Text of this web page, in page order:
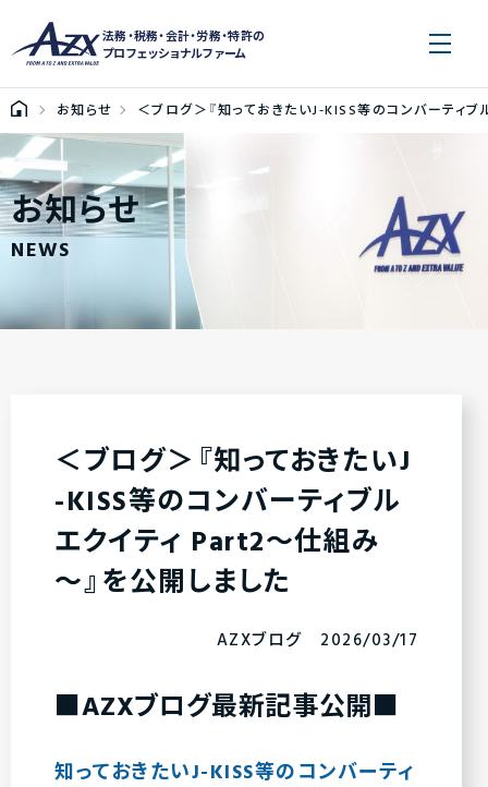
法務・税務・会計・労務・特許の
プロフェッショナルファーム
お知らせ ＜ブログ＞『知っておきたいJ-KISS等のコンバーティ
お知らせ
NEWS
＜ブログ＞『知っておきたいJ
-KISS等のコンバーティブル
エクイティ Part2～仕組み
～』を公開しました
AZXブログ 2026/03/17
■AZXブログ最新記事公開■
知っておきたいJ-KISS等のコンバーティ